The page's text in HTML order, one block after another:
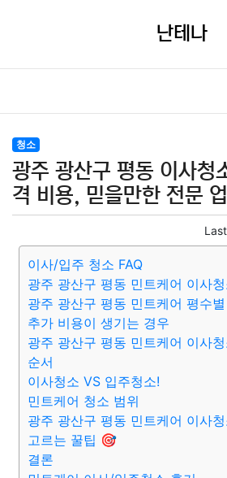
난테나
청소
광주 광산구 평동 이사청
격 비용, 믿을만한 전문
이사/입주 청소 FAQ
광주 광산구 평동 민트케어 이사
광주 광산구 평동 민트케어 평수
추가 비용이 생기는 경우
광주 광산구 평동 민트케어 이사
순서
이사청소 VS 입주청소!
민트케어 청소 범위
광주 광산구 평동 민트케어 이사
고르는 꿀팁 🎯
결론